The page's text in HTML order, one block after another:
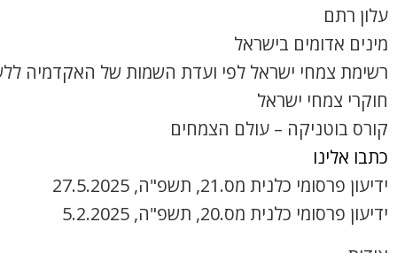
עלון רתם
מינים אדומים בישראל
רשימת צמחי ישראל לפי ועדת השמות של האקדמיה
חוקרי צמחי ישראל
קורס בוטניקה – עולם הצמחים
כתבו אלינו
ידיעון פרסומי כלנית מס.21, תשפ"ה, 27.5.2025
ידיעון פרסומי כלנית מס.20, תשפ"ה, 5.2.2025